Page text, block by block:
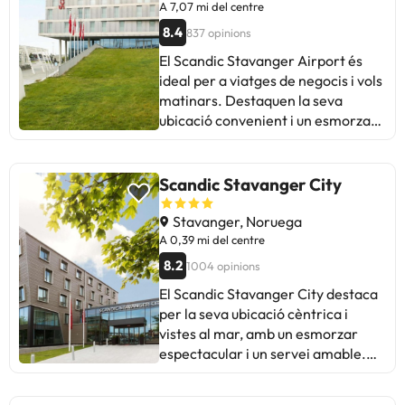
en certes àrees. Malgrat això, la
majoria destaca la neteja,
comoditat i bon ambient general.
En resum, és una bona opció per a
aquells que busquen un hotel
cèntric amb un esmorzar de
qualitat, tot i que pot haver-hi
A 7,07 mi del centre
8.4 837 opinions
El Scandic Stavanger Airport és
ideal per a viatges de negocis i vols
matinars. Destaquen la seva
ubicació convenient i un esmorzar
manteniment a les habitacions i al
gimnàs. Malgrat això, el personal
és amable i servicial. Perfecte per
a estades curtes i vols ràpids.
Scandic Stavanger City
Stavanger, Noruega
A 0,39 mi del centre
8.2 1004 opinions
El Scandic Stavanger City destaca
per la seva ubicació cèntrica i
vistes al mar, amb un esmorzar
espectacular i un servei amable.